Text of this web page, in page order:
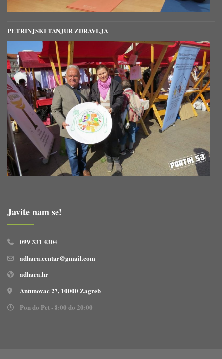
PETRINJSKI TANJUR ZDRAVLJA
Javite nam se!
099 331 4304
adhara.centar@gmail.com
adhara.hr
Antunovac 27, 10000 Zagreb
Pon do Pet - 8:00 do 20:00